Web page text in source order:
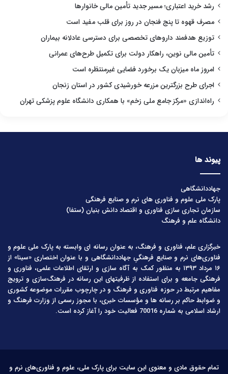
رشد خرید اعتباری؛ مسیر جدید تأمین مالی خانوارها
مصرف قهوه تا پنج فنجان در روز برای قلب مفید است
توزیع هدفمند داروهای تخصصی برای دسترسی عادلانه بیماران
تأمین مالی نوین، راهکار دولت برای تکمیل طرح‌های عمرانی
امروز ماه میزبان یک برخورد فضایی غیرمنتظره است
اجرای طرح بزرگترین مزرعه خورشیدی کشور در استان زنجان
راه‌اندازی «مرکز جامع ملی زخم» با همکاری دانشگاه علوم پزشکی تهران
پیوند ها
جهاددانشگاهی
پارک ملی علوم و فناوری های نرم و صنایع فرهنگی
سازمان تجاری سازی فناوری و اقتصاد دانش بنیان (ستفا)
دانشگاه علم و فرهنگ
خبرگزاری علم، فناوری و فرهنگ، به عنوان رسانه ای وابسته به پارک ملی علوم و
فناوری‌های نرم و صنایع فرهنگیِ جهاددانشگاهی و با عنوان اختصاری «سینا» از
۱۶ مرداد ۱۳۹۳ به منظور کمک به آگاه سازی و ارتقای اطلاعات علمی، فناوری و
فرهنگی جامعه و برای استفاده از ظرفیتهای این رسانه در فرهنگ‌سازی و ترویج
مفاهیم مرتبط در حوزه فناوری و فرهنگ و در چارچوب مقررات موضوعه کشوری
و ضوابط حاکم بر رسانه ها و مؤسسات خبری، با مجوز رسمی از وزارت فرهنگ و
ارشاد اسلامی به شماره 70016 فعالیت خود را آغاز کرده است.
تمام حقوق مادی و معنوی این سایت برای پارک ملی، علوم و فناوری‌های نرم و